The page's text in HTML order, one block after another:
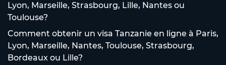
Lyon, Marseille, Strasbourg, Lille, Nantes ou
Toulouse?
Comment obtenir un visa Tanzanie en ligne à Paris,
Lyon, Marseille, Nantes, Toulouse, Strasbourg,
Bordeaux ou Lille?